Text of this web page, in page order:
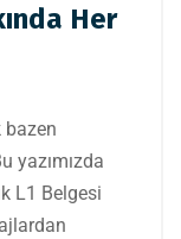
Her
bazen
yazımızda
L1 Belgesi